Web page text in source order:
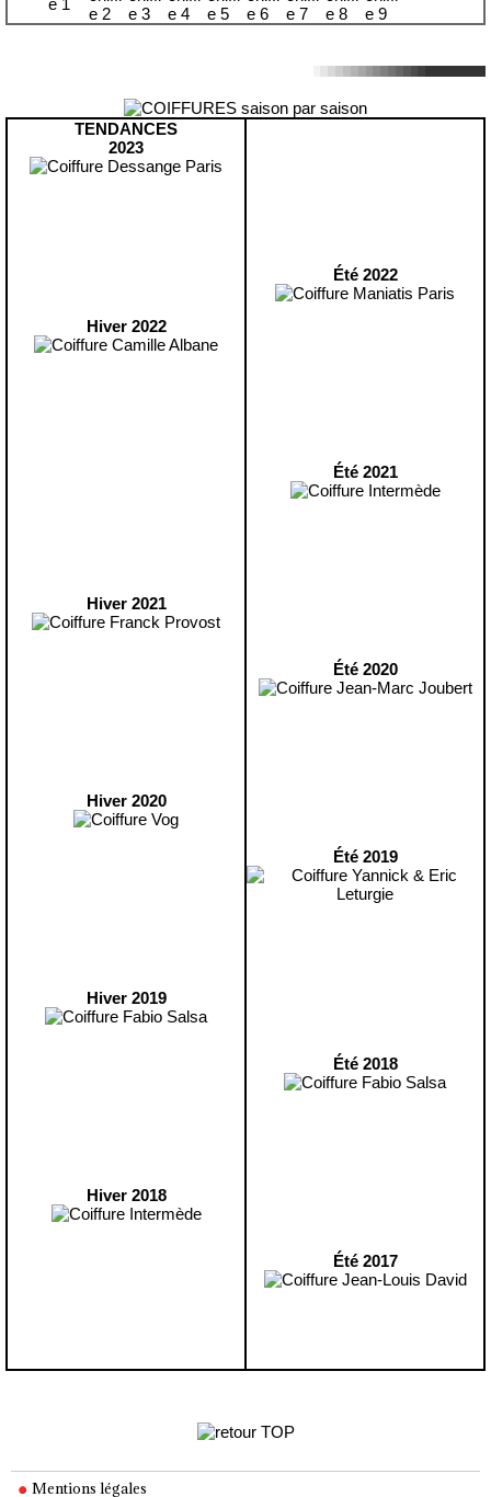
TENDANCES
2023
Hiver 2022
Hiver 2021
Hiver 2020
Hiver 2019
Hiver 2018
Été 2022
Été 2021
Été 2020
Été 2019
Été 2018
Été 2017
Mentions légales